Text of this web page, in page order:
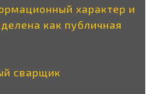
характер и
как публичная
сварщик